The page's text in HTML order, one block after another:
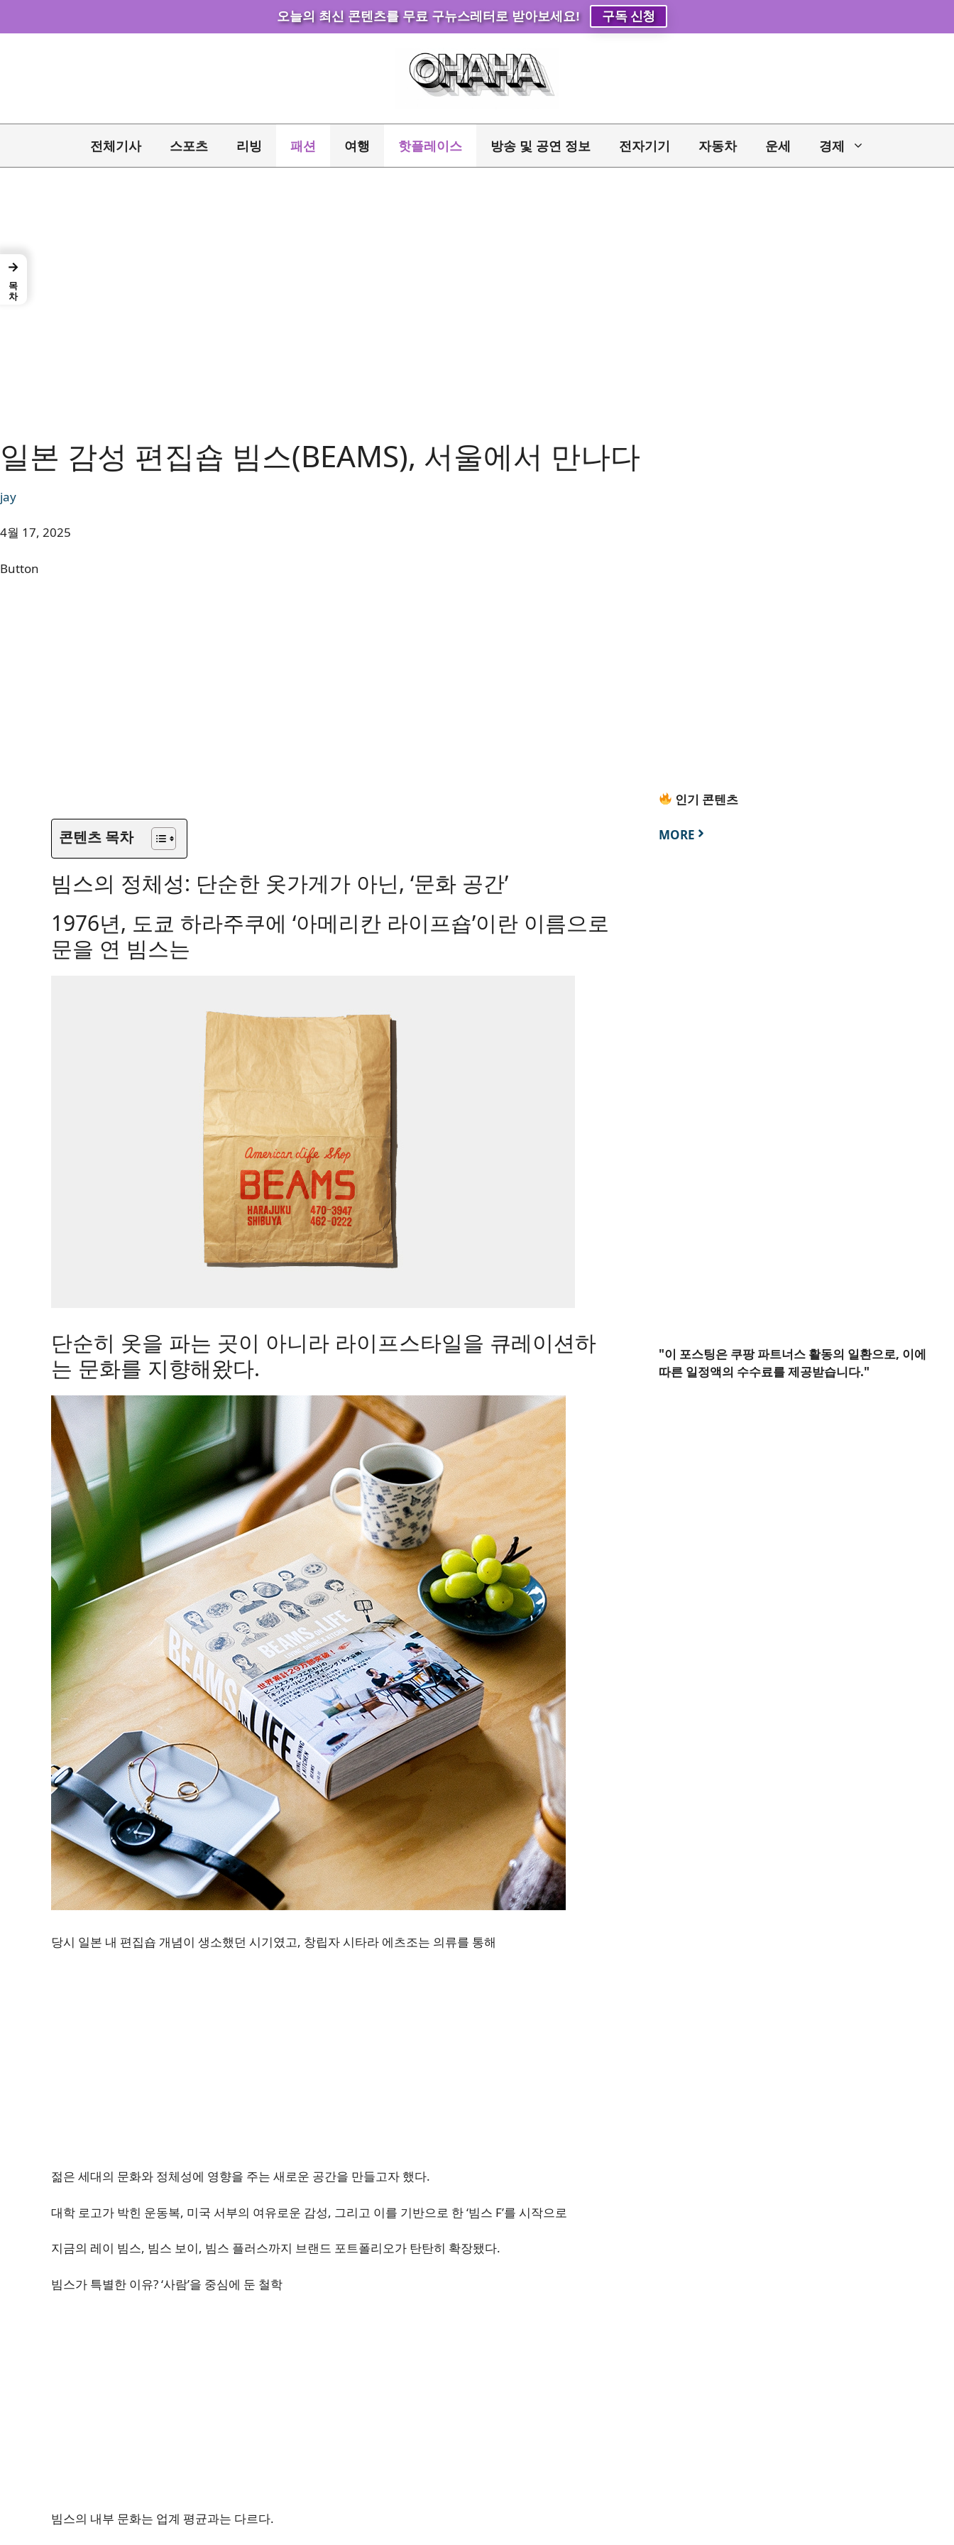
오늘의 최신 콘텐츠를 무료 구뉴스레터로 받아보세요! 구독 신청
기
전체기사 스포츠 리빙 패션 여행 핫플레이스 방송 및 공연 정보 전자기기 자동차 운세 경제
일본 감성 편집숍 빔스(BEAMS), 서울에서 만나다
jay
4월 17, 2025
Button
콘텐츠 목차
빔스의 정체성: 단순한 옷가게가 아닌, ‘문화 공간’
1976년, 도쿄 하라주쿠에 ‘아메리칸 라이프숍’이란 이름으로
문을 연 빔스는
단순히 옷을 파는 곳이 아니라 라이프스타일을 큐레이션하
는 문화를 지향해왔다.
당시 일본 내 편집숍 개념이 생소했던 시기였고, 창립자 시타라 에츠조는 의류를 통해
젊은 세대의 문화와 정체성에 영향을 주는 새로운 공간을 만들고자 했다.
대학 로고가 박힌 운동복, 미국 서부의 여유로운 감성, 그리고 이를 기반으로 한 ‘빔스 F’를 시작으로
지금의 레이 빔스, 빔스 보이, 빔스 플러스까지 브랜드 포트폴리오가 탄탄히 확장됐다.
빔스가 특별한 이유? ‘사람’을 중심에 둔 철학
빔스의 내부 문화는 업계 평균과는 다르다.
인기 콘텐츠
MORE
"이 포스팅은 쿠팡 파트너스 활동의 일환으로, 이에
따른 일정액의 수수료를 제공받습니다."
→
목차